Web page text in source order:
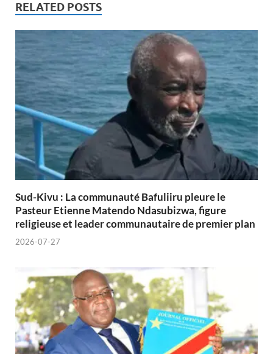
RELATED POSTS
Sud-Kivu : La communauté Bafuliiru pleure le
Pasteur Etienne Matendo Ndasubizwa, figure
religieuse et leader communautaire de premier plan
2026-07-27